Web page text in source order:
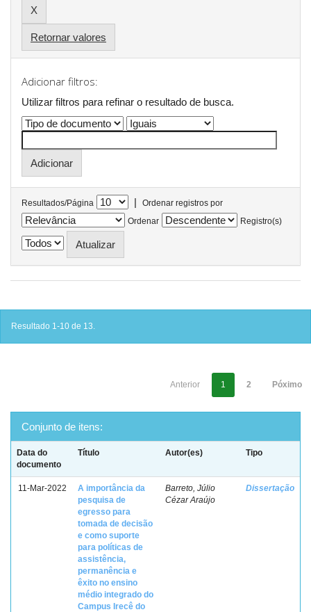
Retornar valores
Adicionar filtros:
Utilizar filtros para refinar o resultado de busca.
Resultados/Página |
Ordenar registros por
Ordenar
Registro(s)
Resultado 1-10 de 13.
Anterior 1 2 Póximo
Conjunto de itens:
Data do
documento
Título Autor(es) Tipo
11-Mar-2022
A importância da
pesquisa de
egresso para
tomada de decisão
e como suporte
para políticas de
assistência,
permanência e
êxito no ensino
médio integrado do
Campus Irecê do
Barreto, Júlio
Cézar Araújo
Dissertação